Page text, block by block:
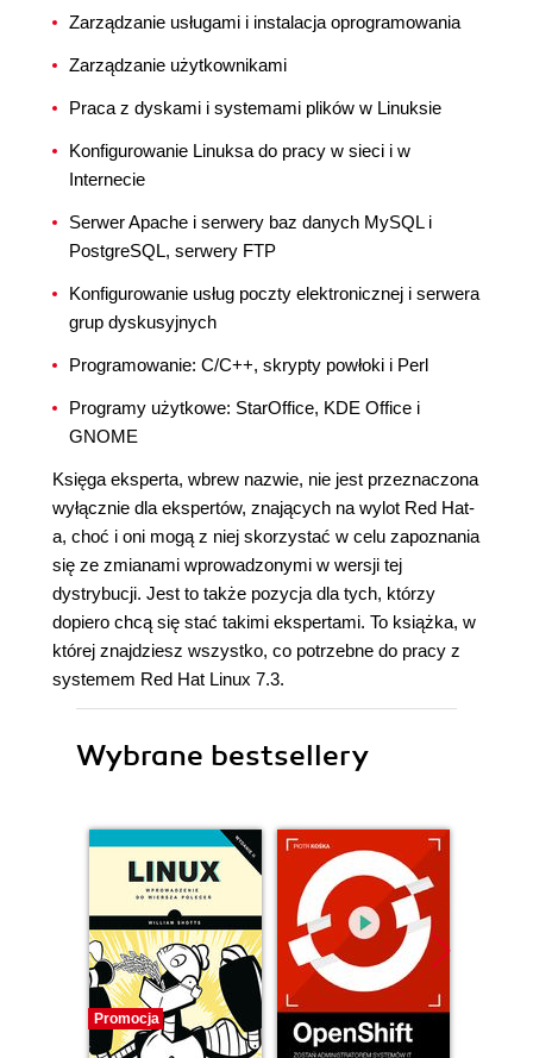
Zarządzanie usługami i instalacja oprogramowania
Zarządzanie użytkownikami
Praca z dyskami i systemami plików w Linuksie
Konfigurowanie Linuksa do pracy w sieci i w
Internecie
Serwer Apache i serwery baz danych MySQL i
PostgreSQL, serwery FTP
Konfigurowanie usług poczty elektronicznej i serwera
grup dyskusyjnych
Programowanie: C/C++, skrypty powłoki i Perl
Programy użytkowe: StarOffice, KDE Office i
GNOME
Księga eksperta, wbrew nazwie, nie jest przeznaczona
wyłącznie dla ekspertów, znających na wylot Red Hat-
a, choć i oni mogą z niej skorzystać w celu zapoznania
się ze zmianami wprowadzonymi w wersji tej
dystrybucji. Jest to także pozycja dla tych, którzy
dopiero chcą się stać takimi ekspertami. To książka, w
której znajdziesz wszystko, co potrzebne do pracy z
systemem Red Hat Linux 7.3.
Wybrane bestsellery
Promocja